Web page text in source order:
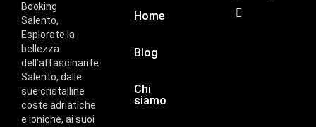
Booking
Salento,
Esplorate la
bellezza
dell’affascinante
Salento, dalle
sue cristalline
coste adriatiche
e ioniche, ai suoi
Home
Blog
Chi
siamo